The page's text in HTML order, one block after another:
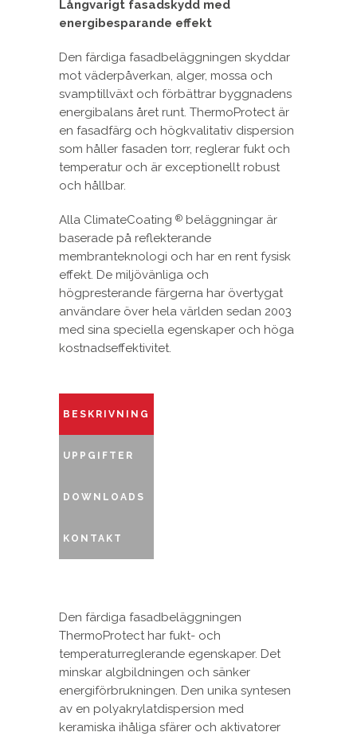
Långvarigt fasadskydd med
energibesparande effekt
Den färdiga fasadbeläggningen skyddar
mot väderpåverkan, alger, mossa och
svamptillväxt och förbättrar byggnadens
energibalans året runt. ThermoProtect är
en fasadfärg och högkvalitativ dispersion
som håller fasaden torr, reglerar fukt och
temperatur och är exceptionellt robust
och hållbar.
Alla ClimateCoating ® beläggningar är
baserade på reflekterande
membranteknologi och har en rent fysisk
effekt. De miljövänliga och
högpresterande färgerna har övertygat
användare över hela världen sedan 2003
med sina speciella egenskaper och höga
kostnadseffektivitet.
BESKRIVNING
UPPGIFTER
DOWNLOADS
KONTAKT
Den färdiga fasadbeläggningen
ThermoProtect har fukt- och
temperaturreglerande egenskaper. Det
minskar algbildningen och sänker
energiförbrukningen. Den unika syntesen
av en polyakrylatdispersion med
keramiska ihåliga sfärer och aktivatorer